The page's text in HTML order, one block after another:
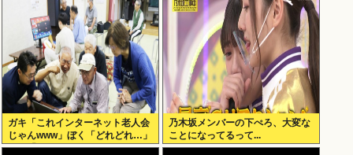
ガキ「これインターネット老人会
じゃんwww」ぼく「どれどれ…」
ガキ「ニコニコ！らきすた！ボカ
乃木坂メンバーの下ぺろ、大変な
ことになってるって...